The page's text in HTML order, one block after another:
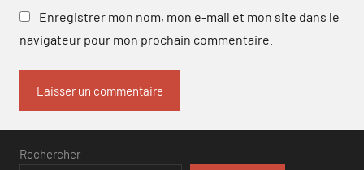
Enregistrer mon nom, mon e-mail et mon site dans le
navigateur pour mon prochain commentaire.
Rechercher